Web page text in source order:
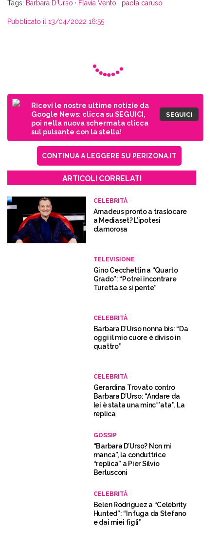
Tags: Barbara D'Urso · Flavia Vento · paola caruso
Pubblicato il 13/04/2022 16:55
Ricevi le nostre ultime notizie da
Google News: clicca su SEGUICI,
poi nella nuova schermata clicca
sul pulsante con la stella!
SEGUICI
CONTINUA A LEGGERE SU PERIZONA.IT
ARTICOLI CORRELATI
CELEBRITÀ
Amadeus pronto a traslocare
a Mediaset? L’ipotesi
clamorosa
TELEVISIONE
Gino Cecchettin a “Quarto
Grado”: “Potrei incontrare
Turetta se si pente”
CELEBRITÀ
Barbara D’Urso nonna bis: “Da
oggi il mio cuore è diviso in
quattro”
CELEBRITÀ
Gerardina Trovato contro
Barbara D’Urso: “Andare da
lei è stata una minc**ata”. La
replica
GOSSIP
“Barbara D’Urso? Non mi
manca”, la conduttrice
“replica” a Pier Silvio
Berlusconi
CELEBRITÀ
Belen Rodriguez a “Celebrity
Hunted”: “In fuga da Stefano
e dai miei figli”